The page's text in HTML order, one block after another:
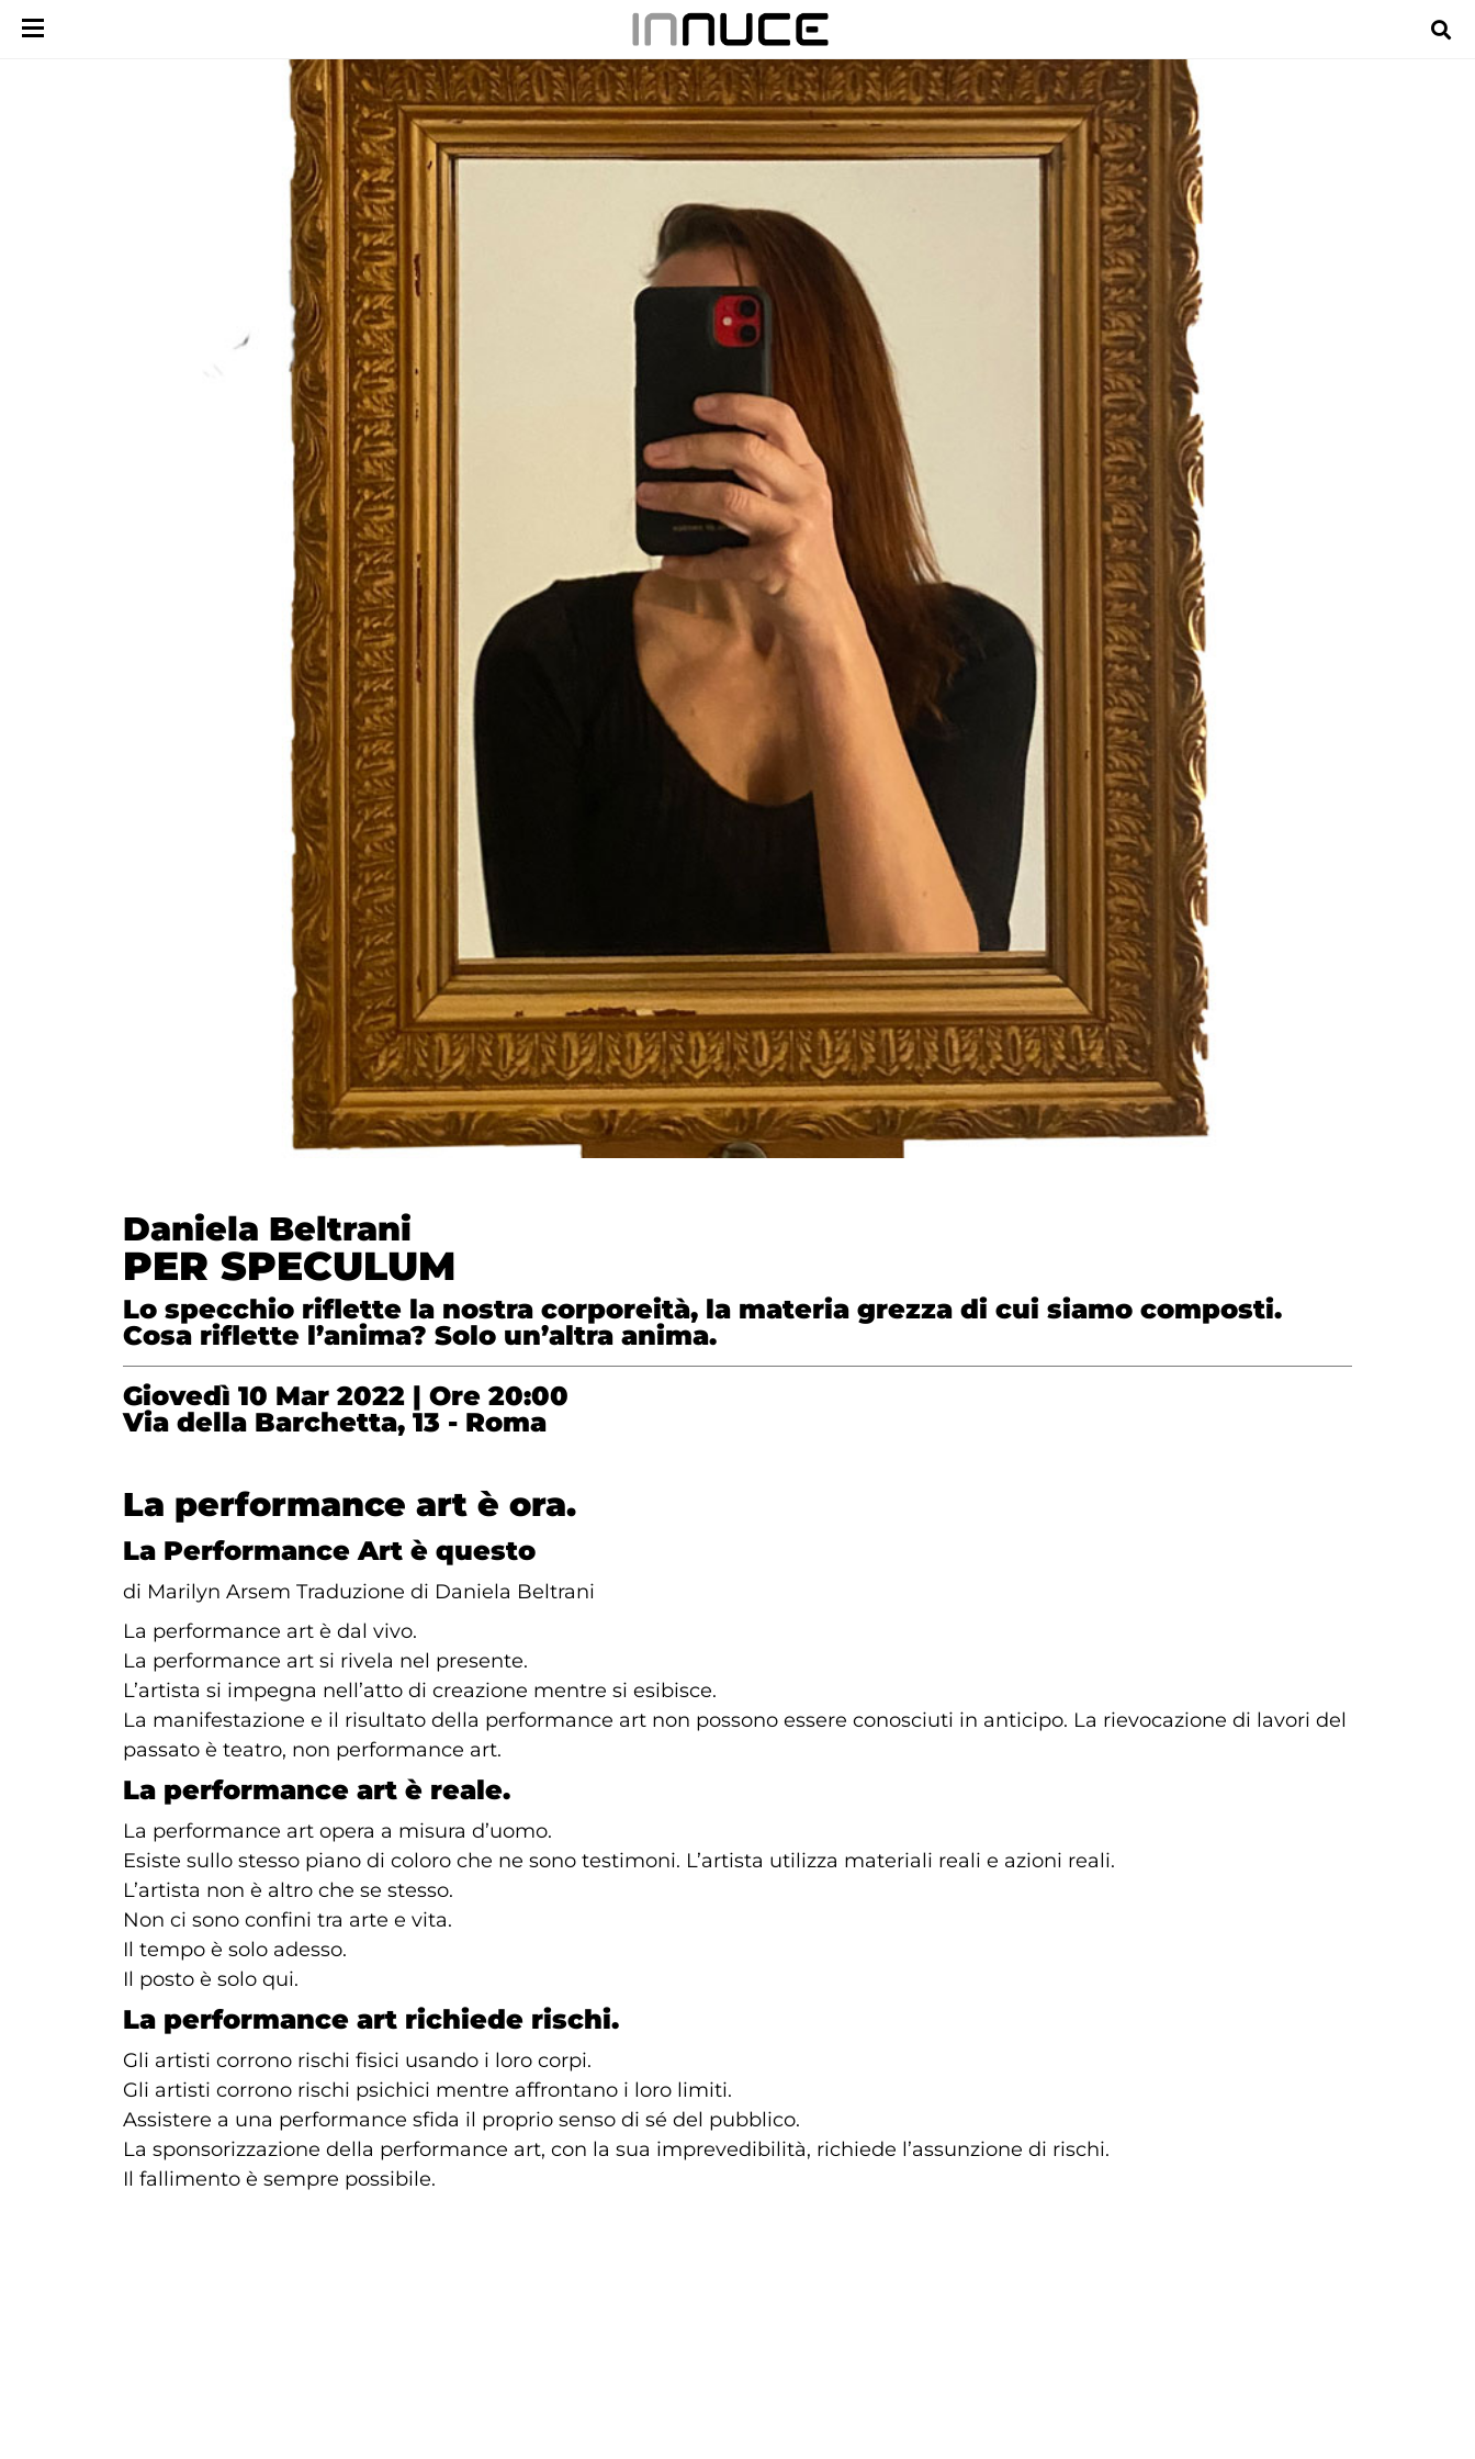
Daniela Beltrani
PER SPECULUM
Lo specchio riflette la nostra corporeità, la materia grezza di cui siamo composti.
Cosa riflette l’anima? Solo un’altra anima.
Giovedì 10 Mar 2022 | Ore 20:00
Via della Barchetta, 13 - Roma
La performance art è ora.
La Performance Art è questo
di Marilyn Arsem Traduzione di Daniela Beltrani
La performance art è dal vivo.
La performance art si rivela nel presente.
L’artista si impegna nell’atto di creazione mentre si esibisce.
La manifestazione e il risultato della performance art non possono essere conosciuti in anticipo. La rievocazione di lavori del
passato è teatro, non performance art.
La performance art è reale.
La performance art opera a misura d’uomo.
Esiste sullo stesso piano di coloro che ne sono testimoni. L’artista utilizza materiali reali e azioni reali.
L’artista non è altro che se stesso.
Non ci sono confini tra arte e vita.
Il tempo è solo adesso.
Il posto è solo qui.
La performance art richiede rischi.
Gli artisti corrono rischi fisici usando i loro corpi.
Gli artisti corrono rischi psichici mentre affrontano i loro limiti.
Assistere a una performance sfida il proprio senso di sé del pubblico.
La sponsorizzazione della performance art, con la sua imprevedibilità, richiede l’assunzione di rischi.
Il fallimento è sempre possibile.